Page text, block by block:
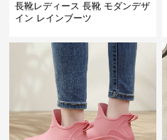
長靴レディース 長靴 モダンデザ
イン レインブーツ